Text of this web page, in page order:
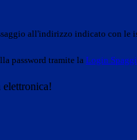
all'indirizzo indicato con le
password tramite la Login
elettronica!